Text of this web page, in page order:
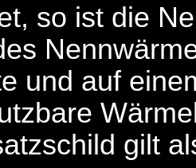
so ist die
und auf
gilt